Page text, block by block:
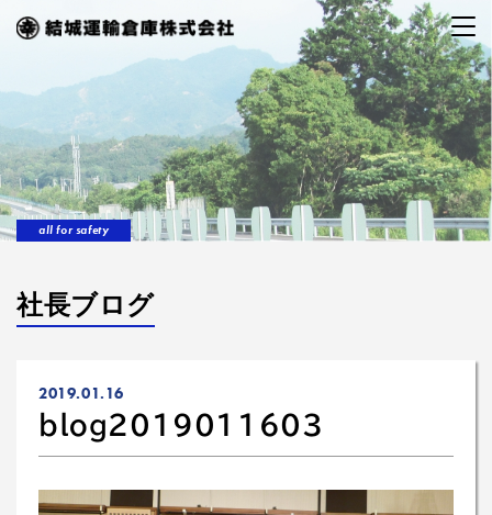
all for safety
社長ブログ
2019.01.16
blog2019011603